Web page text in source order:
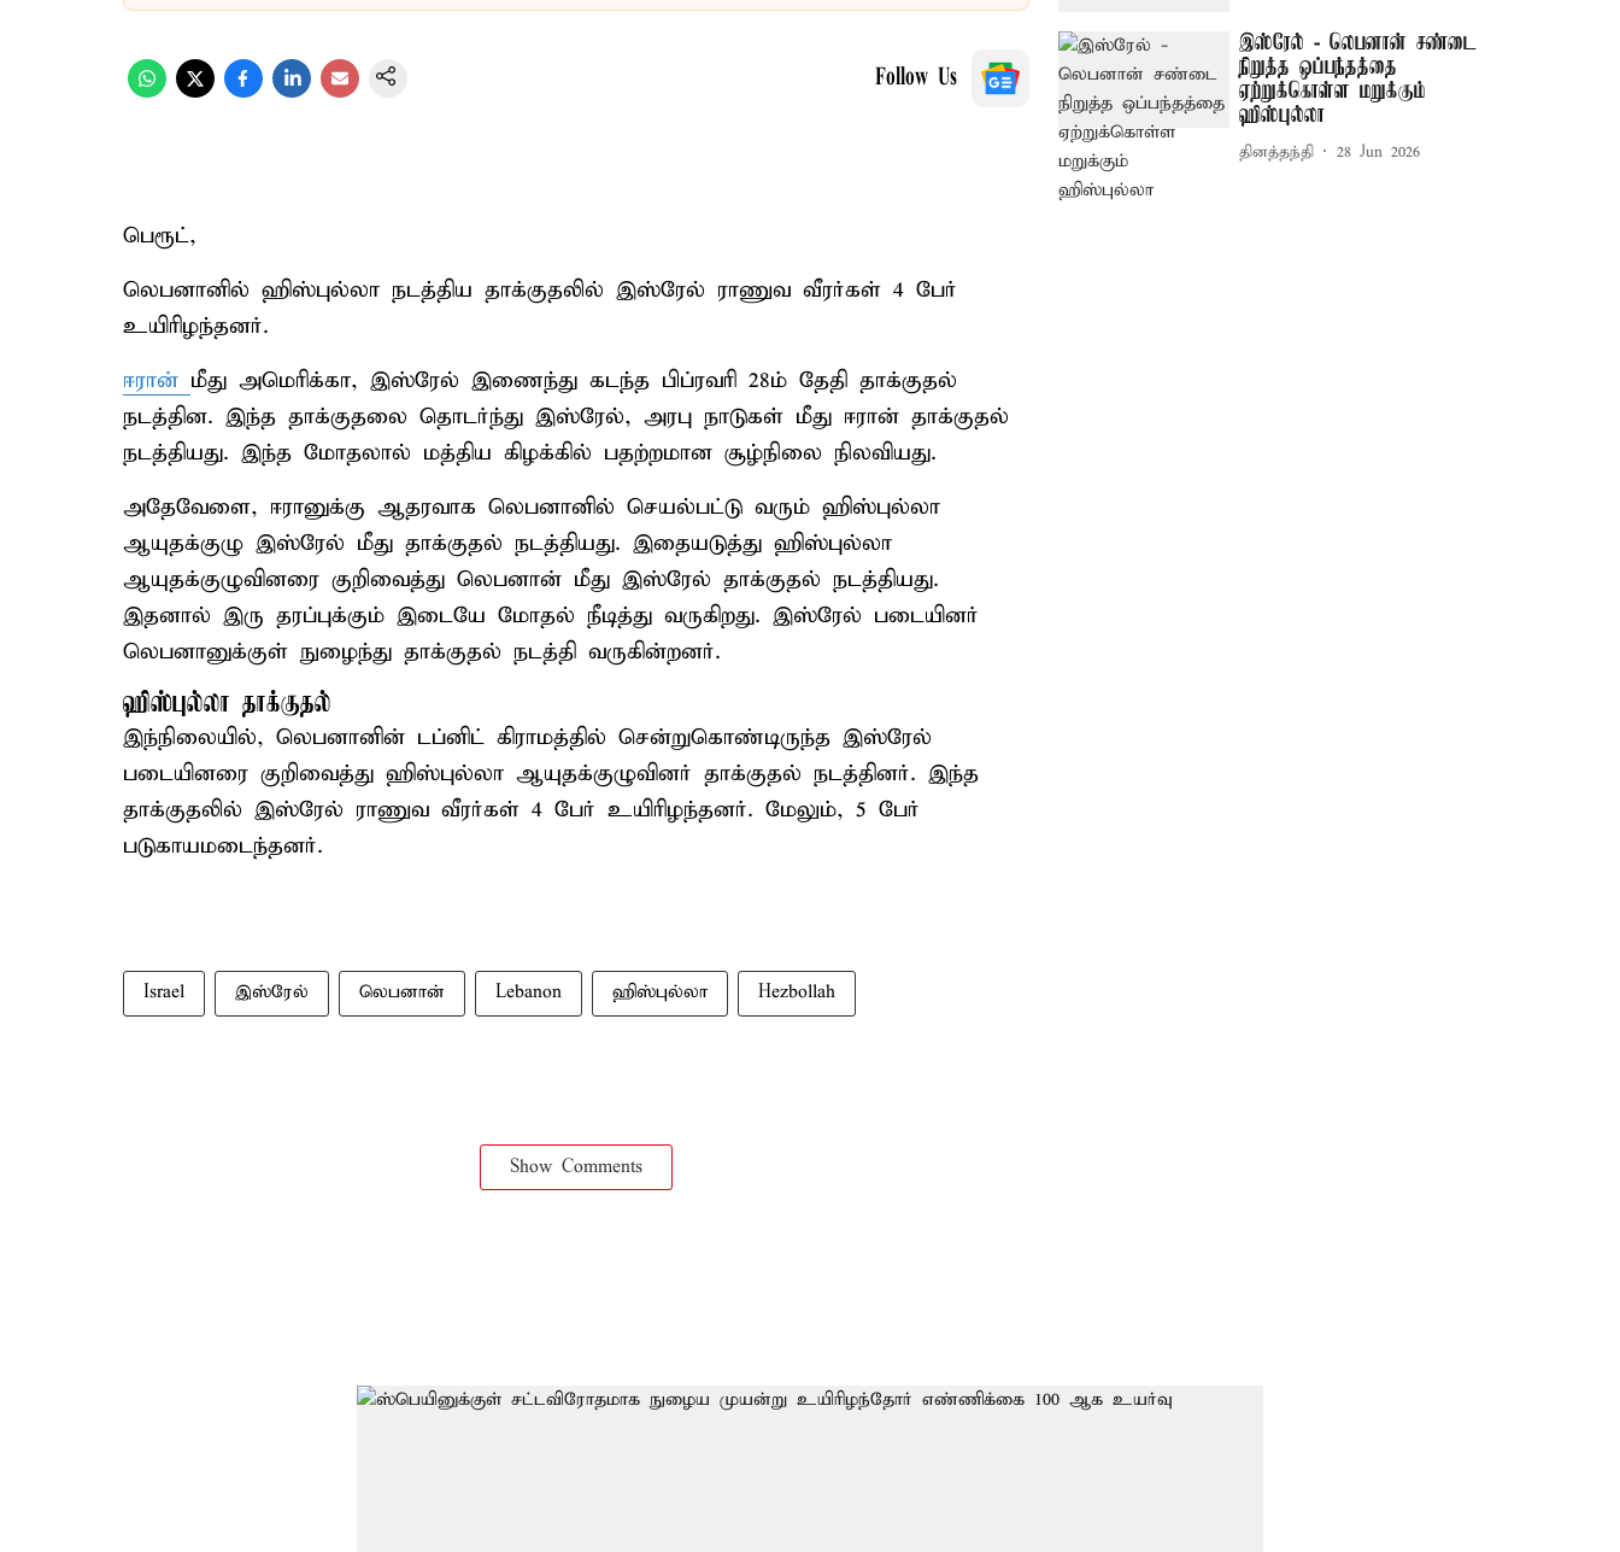
Follow Us
பெரூட்,
லெபனானில் ஹிஸ்புல்லா நடத்திய தாக்குதலில் இஸ்ரேல் ராணுவ வீரர்கள் 4 பேர்
உயிரிழந்தனர்.
ஈரான் மீது அமெரிக்கா, இஸ்ரேல் இணைந்து கடந்த பிப்ரவரி 28ம் தேதி தாக்குதல்
நடத்தின. இந்த தாக்குதலை தொடர்ந்து இஸ்ரேல், அரபு நாடுகள் மீது ஈரான் தாக்குதல்
நடத்தியது. இந்த மோதலால் மத்திய கிழக்கில் பதற்றமான சூழ்நிலை நிலவியது.
அதேவேளை, ஈரானுக்கு ஆதரவாக லெபனானில் செயல்பட்டு வரும் ஹிஸ்புல்லா
ஆயுதக்குழு இஸ்ரேல் மீது தாக்குதல் நடத்தியது. இதையடுத்து ஹிஸ்புல்லா
ஆயுதக்குழுவினரை குறிவைத்து லெபனான் மீது இஸ்ரேல் தாக்குதல் நடத்தியது.
இதனால் இரு தரப்புக்கும் இடையே மோதல் நீடித்து வருகிறது. இஸ்ரேல் படையினர்
லெபனானுக்குள் நுழைந்து தாக்குதல் நடத்தி வருகின்றனர்.
ஹிஸ்புல்லா தாக்குதல்
இந்நிலையில், லெபனானின் டப்னிட் கிராமத்தில் சென்றுகொண்டிருந்த இஸ்ரேல்
படையினரை குறிவைத்து ஹிஸ்புல்லா ஆயுதக்குழுவினர் தாக்குதல் நடத்தினர். இந்த
தாக்குதலில் இஸ்ரேல் ராணுவ வீரர்கள் 4 பேர் உயிரிழந்தனர். மேலும், 5 பேர்
படுகாயமடைந்தனர்.
Israel இஸ்ரேல் லெபனான் Lebanon ஹிஸ்புல்லா Hezbollah
Show Comments
இஸ்ரேல் - லெபனான் சண்டை
நிறுத்த ஒப்பந்தத்தை
ஏற்றுக்கொள்ள மறுக்கும்
ஹிஸ்புல்லா
தினத்தந்தி 28 Jun 2026